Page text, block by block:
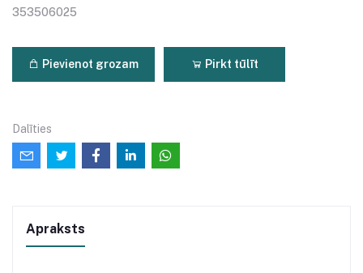
353506025
Pievienot grozam Pirkt tūlīt
Dalīties
Apraksts